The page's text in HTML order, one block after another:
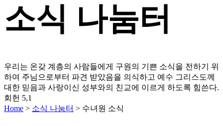
소식 나눔터
우리는 온갖 계층의 사람들에게 구원의 기쁜 소식을 전하기 위
하여 주님으로부터 파견 받았음을 의식하고 예수 그리스도께
대한 믿음과 사랑이신 성부와의 친교에 이르게 하도록 힘쓴다.
회헌 5,1
Home > 소식 나눔터 > 수녀원 소식